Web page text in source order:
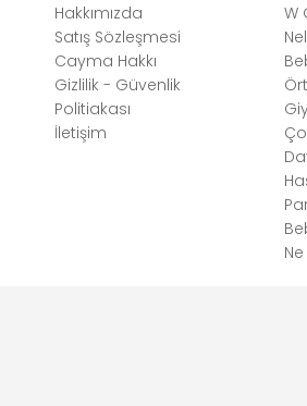
Hakkımızda
Satış Sözleşmesi
Cayma Hakkı
Gizlilik - Güvenlik
Politiakası
İletişim
W